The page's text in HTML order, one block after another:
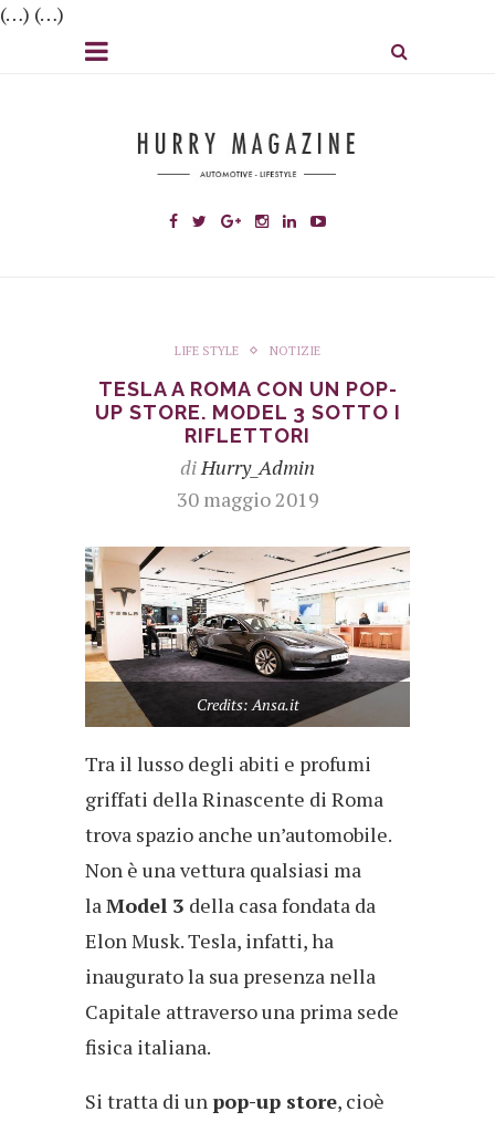
(…) (…)
LIFE STYLE NOTIZIE
TESLA A ROMA CON UN POP-
UP STORE. MODEL 3 SOTTO I
RIFLETTORI
diHurry_Admin
30 maggio 2019
Credits: Ansa.it
Tra il lusso degli abiti e profumi
griffati della Rinascente di Roma
trova spazio anche un’automobile.
Non è una vettura qualsiasi ma
laModel 3 della casa fondata da
Elon Musk. Tesla, infatti, ha
inaugurato la sua presenza nella
Capitale attraverso una prima sede
fisica italiana.
Si tratta di un pop-up store, cioè